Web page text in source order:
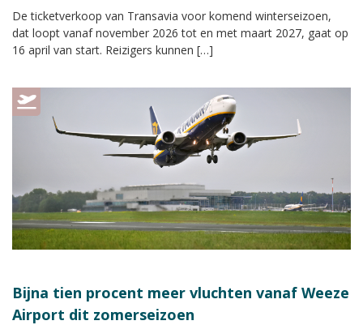
De ticketverkoop van Transavia voor komend winterseizoen,
dat loopt vanaf november 2026 tot en met maart 2027, gaat op
16 april van start. Reizigers kunnen […]
Bijna tien procent meer vluchten vanaf Weeze
Airport dit zomerseizoen